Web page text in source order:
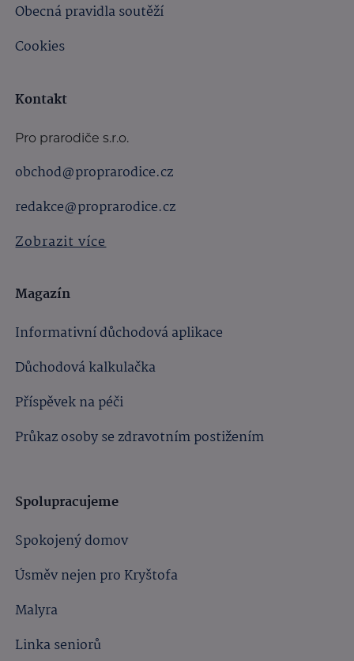
Obecná pravidla soutěží
Cookies
Kontakt
Pro prarodiče s.r.o.
obchod@proprarodice.cz
redakce@proprarodice.cz
Zobrazit více
Magazín
Informativní důchodová aplikace
Důchodová kalkulačka
Příspěvek na péči
Průkaz osoby se zdravotním postižením
Spolupracujeme
Spokojený domov
Úsměv nejen pro Kryštofa
Malyra
Linka seniorů